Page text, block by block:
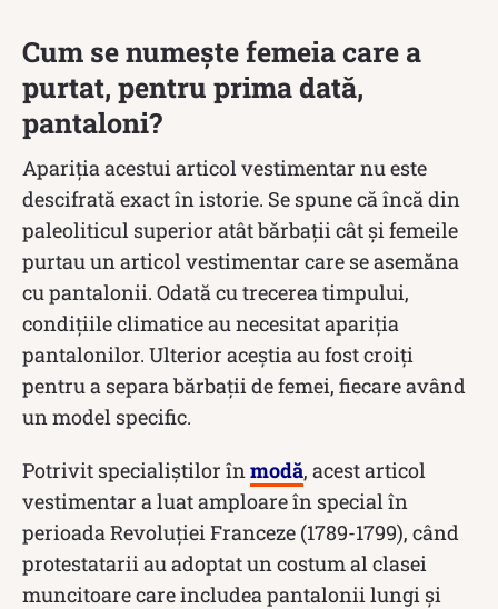
Cum se numește femeia care a
purtat, pentru prima dată,
pantaloni?
Apariția acestui articol vestimentar nu este
descifrată exact în istorie. Se spune că încă din
paleoliticul superior atât bărbații cât și femeile
purtau un articol vestimentar care se asemăna
cu pantalonii. Odată cu trecerea timpului,
condițiile climatice au necesitat apariția
pantalonilor. Ulterior aceștia au fost croiți
pentru a separa bărbații de femei, fiecare având
un model specific.
Potrivit specialiștilor în modă, acest articol
vestimentar a luat amploare în special în
perioada Revoluţiei Franceze (1789-1799), când
protestatarii au adoptat un costum al clasei
muncitoare care includea pantalonii lungi şi